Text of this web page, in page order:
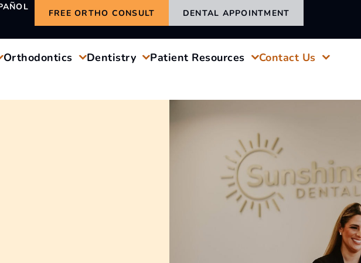
FREE ORTHO CONSULT DENTAL APPOINTMENT
Orthodontics Dentistry Patient Resources Contact Us